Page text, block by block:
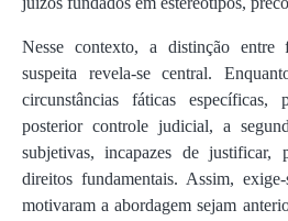
Nesse contexto, a distinção entre
suspeita revela-se central.
circunstâncias fáticas específicas,
posterior controle judicial, a
subjetivas, incapazes de
direitos fundamentais. Assim,
motivaram a abordagem sejam